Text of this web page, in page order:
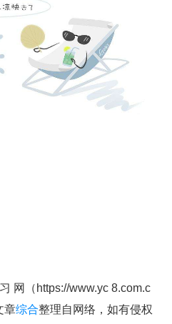
网（https://www.yc 8.com.c
章综合整理自网络，如有侵权